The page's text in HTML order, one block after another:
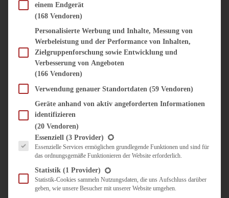
VORSPEISEN
SÜSS & HERZHAFT
BROTAUFSTRICH
DIPS, SAUCEN, CHUTNEYS
KÜCHENGESCHENKE
UNTERWEGS
KULINARISCH UNTERWEGS
ÜBER MICH
einem Endgerät
(168 Vendoren)
Personalisierte Werbung und Inhalte, Messung von
Werbeleistung und der Performance von Inhalten,
Zielgruppenforschung sowie Entwicklung und
Verbesserung von Angeboten
(166 Vendoren)
Verwendung genauer Standortdaten (59 Vendoren)
Geräte anhand von aktiv angeforderten Informationen
identifizieren
(20 Vendoren)
Es folgt eine Liste der Service-Gruppen, für die eine Einwilligung erteilt werden
Essenziell (3 Provider)
Essenzielle Services ermöglichen grundlegende Funktionen und sind für
das ordnungsgemäße Funktionieren der Website erforderlich.
Statistik (1 Provider)
Statistik-Cookies sammeln Nutzungsdaten, die uns Aufschluss darüber
geben, wie unsere Besucher mit unserer Website umgehen.